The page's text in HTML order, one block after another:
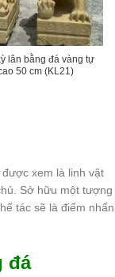
lân bằng đá vàng tự
50 cm (KL21)
được xem là linh vật
Sở hữu một tượng
tác sẽ là điểm nhấn
đá